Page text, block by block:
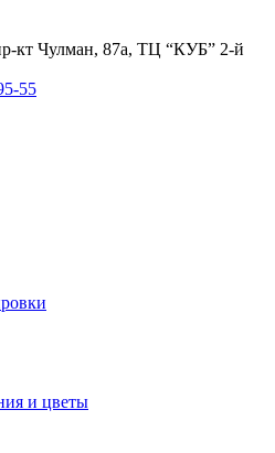
кт Чулман, 87а, ТЦ “КУБ” 2-й
55
и цветы